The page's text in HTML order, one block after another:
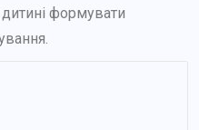
формувати